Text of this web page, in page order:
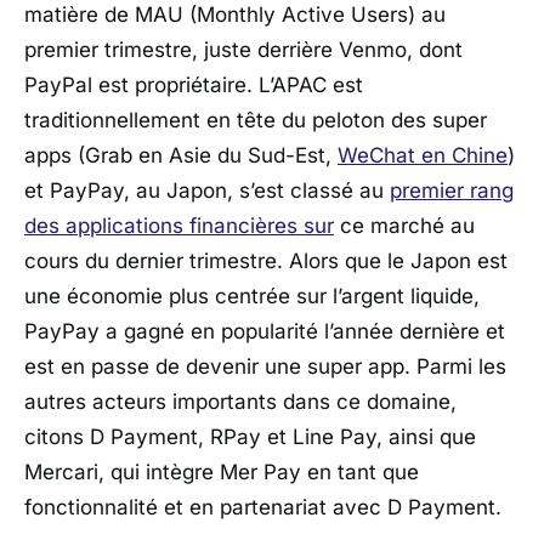
matière de MAU (Monthly Active Users) au
premier trimestre, juste derrière Venmo, dont
PayPal est propriétaire. L’APAC est
traditionnellement en tête du peloton des super
apps (Grab en Asie du Sud-Est, WeChat en Chine)
et PayPay, au Japon, s’est classé au premier rang
des applications financières sur ce marché au
cours du dernier trimestre. Alors que le Japon est
une économie plus centrée sur l’argent liquide,
PayPay a gagné en popularité l’année dernière et
est en passe de devenir une super app. Parmi les
autres acteurs importants dans ce domaine,
citons D Payment, RPay et Line Pay, ainsi que
Mercari, qui intègre Mer Pay en tant que
fonctionnalité et en partenariat avec D Payment.